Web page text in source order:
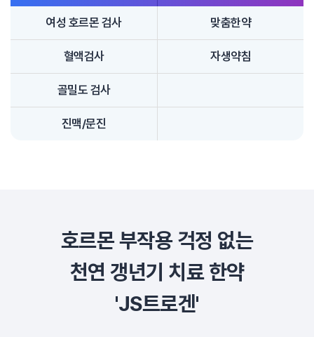
여성 호르몬 검사 맞춤한약
혈액검사 자생약침
골밀도 검사
진맥/문진
호르몬 부작용 걱정 없는
천연 갱년기 치료 한약
'JS트로겐'